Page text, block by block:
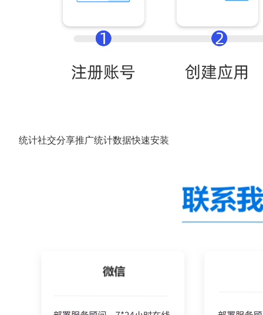
统计社交分享推广统计数据快速安装